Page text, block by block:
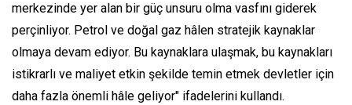
merkezinde yer alan bir güç unsuru olma vasfını giderek
perçinliyor. Petrol ve doğal gaz hâlen stratejik kaynaklar
olmaya devam ediyor. Bu kaynaklara ulaşmak, bu kaynakları
istikrarlı ve maliyet etkin şekilde temin etmek devletler için
daha fazla önemli hâle geliyor" ifadelerini kullandı.